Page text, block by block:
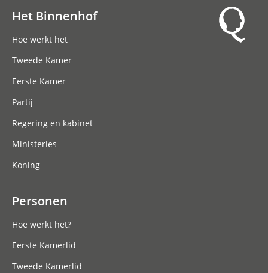
Het Binnenhof
Hoe werkt het
Tweede Kamer
Eerste Kamer
Partij
Regering en kabinet
Ministeries
Koning
Personen
Hoe werkt het?
Eerste Kamerlid
Tweede Kamerlid